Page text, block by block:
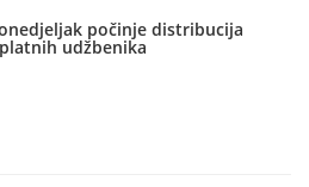
počinje distribucija
udžbenika